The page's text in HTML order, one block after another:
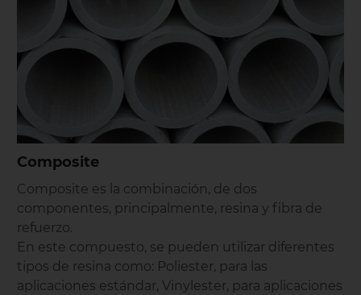
Composite
Composite es la combinación, de dos
componentes, principalmente, resina y fibra de
refuerzo.
En este compuesto, se pueden utilizar diferentes
tipos de resina como: Poliester, para las
aplicaciones estándar, Vinylester, para aplicaciones